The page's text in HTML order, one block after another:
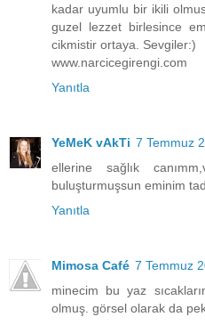
kadar uyumlu bir ikili
guzel lezzet birlesince
cikmistir ortaya. Sevgiler:)
www.narcicegirengi.com
Yanıtla
YeMeK vAkTi 7 Temmuz
ellerine sağlık
buluşturmuşsun eminim
Yanıtla
Mimosa Café 7 Temmuz
minecim bu yaz
olmuş. görsel olarak da